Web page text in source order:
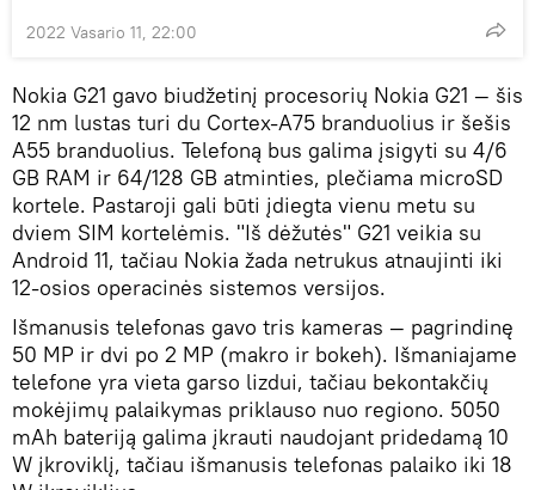
2022 Vasario 11, 22:00
Nokia G21 gavo biudžetinį procesorių Nokia G21 — šis
12 nm lustas turi du Cortex-A75 branduolius ir šešis
A55 branduolius. Telefoną bus galima įsigyti su 4/6
GB RAM ir 64/128 GB atminties, plečiama microSD
kortele. Pastaroji gali būti įdiegta vienu metu su
dviem SIM kortelėmis. "Iš dėžutės" G21 veikia su
Android 11, tačiau Nokia žada netrukus atnaujinti iki
12-osios operacinės sistemos versijos.
Išmanusis telefonas gavo tris kameras — pagrindinę
50 MP ir dvi po 2 MP (makro ir bokeh). Išmaniajame
telefone yra vieta garso lizdui, tačiau bekontakčių
mokėjimų palaikymas priklauso nuo regiono. 5050
mAh bateriją galima įkrauti naudojant pridedamą 10
W įkroviklį, tačiau išmanusis telefonas palaiko iki 18